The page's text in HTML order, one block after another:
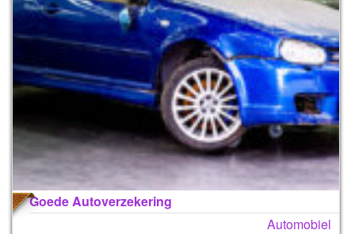
Goede Autoverzekering
Automobiel